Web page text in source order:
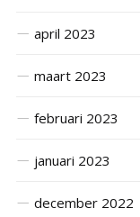
april 2023
maart 2023
februari 2023
januari 2023
december 2022